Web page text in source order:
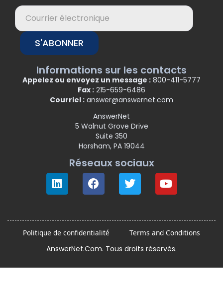
S'ABONNER
Informations sur les contacts
Appelez ou envoyez un message : 800-411-5777
Fax : 215-659-6486
Courriel : answer@answernet.com
AnswerNet
5 Walnut Grove Drive
Suite 350
Horsham, PA 19044
Réseaux sociaux
Politique de confidentialité Terms and Conditions
AnswerNet.Com. Tous droits réservés.